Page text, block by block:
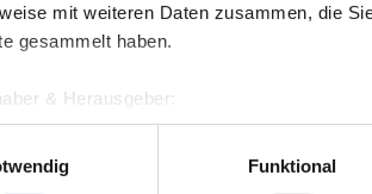
mit weiteren Daten zusammen, die
gesammelt haben.
& Herausgeber:
Zillertal GmbH & Co KG
6280 Zell am Ziller
Funktional